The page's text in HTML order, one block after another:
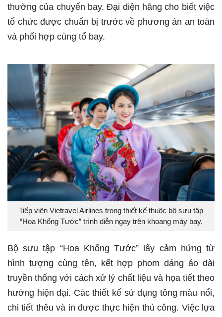
thường của chuyến bay. Đại diện hãng cho biết việc
tổ chức được chuẩn bị trước về phương án an toàn
và phối hợp cùng tổ bay.
Tiếp viên Vietravel Airlines trong thiết kế thuộc bộ sưu tập
“Hoa Khổng Tước” trình diễn ngay trên khoang máy bay.
Bộ sưu tập “Hoa Khổng Tước” lấy cảm hứng từ
hình tượng cùng tên, kết hợp phom dáng áo dài
truyền thống với cách xử lý chất liệu và họa tiết theo
hướng hiện đại. Các thiết kế sử dụng tông màu nổi,
chi tiết thêu và in được thực hiện thủ công. Việc lựa